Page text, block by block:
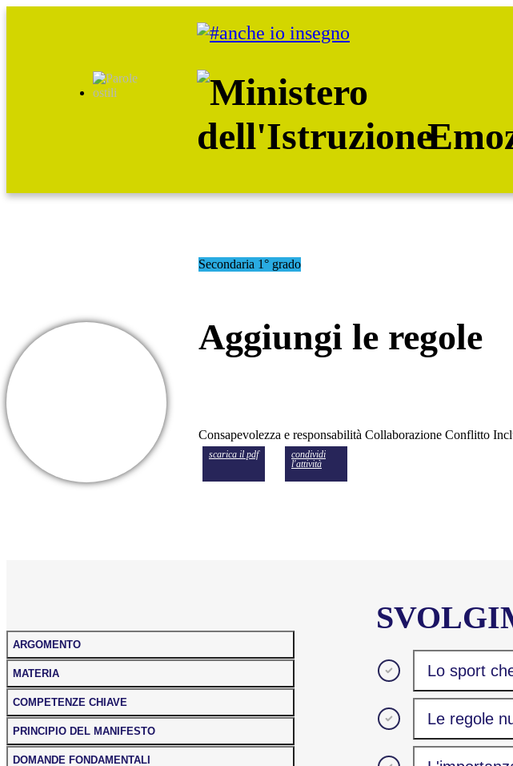
Secondaria 1° grado
Aggiungi le regole
Consapevolezza e responsabilità Collaborazione Conflitto
scarica il pdf
condividi
l'attività
ARGOMENTO
MATERIA
COMPETENZE CHIAVE
PRINCIPIO DEL MANIFESTO
DOMANDE FONDAMENTALI
Lo sport
Le regole